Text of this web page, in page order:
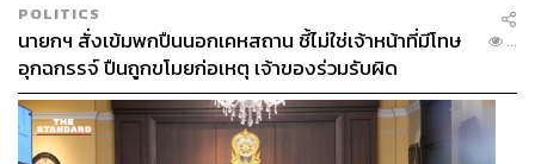
POLITICS
นายกฯ สั่งเข้มพกปืนนอกเคหสถาน ชี้ไม่ใช่เจ้าหน้าที่มีโทษ
อุกฉกรรจ์ ปืนถูกขโมยก่อเหตุ เจ้าของร่วมรับผิด
...